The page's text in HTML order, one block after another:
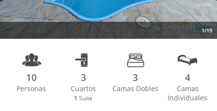
1/19
10
Personas
3
Cuartos
1 Suite
3
Camas Dobles
4
Camas
Individuales